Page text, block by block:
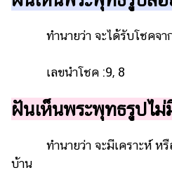
ทำนายว่า จะได้รับโชคจาก
เลขนำโชค :9, 8
ฝันเห็นพระพุทธรูปไม่
ทำนายว่า จะมีเคราะห์ หรือ
บ้าน